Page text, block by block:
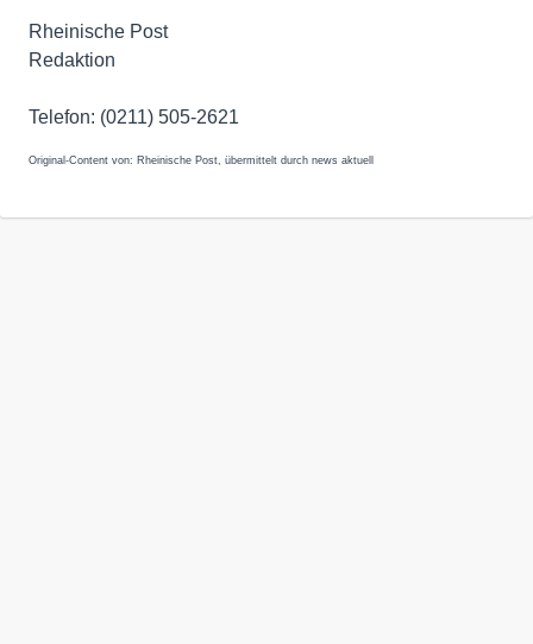
Rheinische Post
Redaktion
Telefon: (0211) 505-2621
Original-Content von: Rheinische Post, übermittelt durch news aktuell